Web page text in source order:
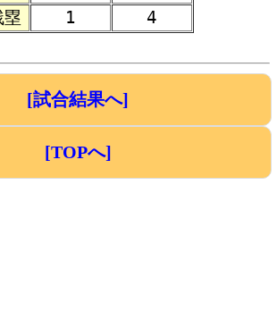
1 4
[試合結果へ]
[TOPへ]